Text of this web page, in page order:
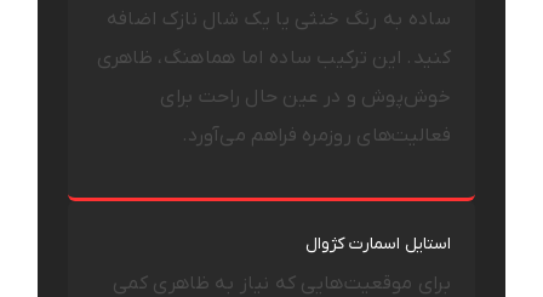
ساده به رنگ خنثی یا یک شال نازک اضافه
کنید. این ترکیب ساده اما هماهنگ، ظاهری
خوش‌پوش و در عین حال راحت برای
فعالیت‌های روزمره فراهم می‌آورد.
استایل اسمارت کژوال
برای موقعیت‌هایی که نیاز به ظاهری کمی